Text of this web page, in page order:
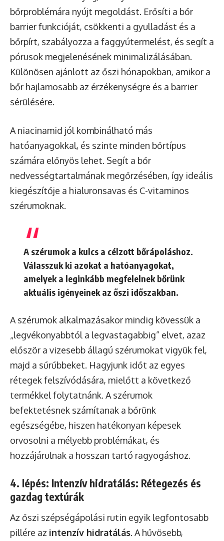
bőrproblémára nyújt megoldást. Erősíti a bőr
barrier funkcióját, csökkenti a gyulladást és a
bőrpírt, szabályozza a faggyútermelést, és segít a
pórusok megjelenésének minimalizálásában.
Különösen ajánlott az őszi hónapokban, amikor a
bőr hajlamosabb az érzékenységre és a barrier
sérülésére.
A niacinamid jól kombinálható más
hatóanyagokkal, és szinte minden bőrtípus
számára előnyös lehet. Segít a bőr
nedvességtartalmának megőrzésében, így ideális
kiegészítője a hialuronsavas és C-vitaminos
szérumoknak.
A szérumok a kulcs a célzott bőrápoláshoz.
Válasszuk ki azokat a hatóanyagokat,
amelyek a leginkább megfelelnek bőrünk
aktuális igényeinek az őszi időszakban.
A szérumok alkalmazásakor mindig kövessük a
„legvékonyabbtól a legvastagabbig” elvet, azaz
először a vizesebb állagú szérumokat vigyük fel,
majd a sűrűbbeket. Hagyjunk időt az egyes
rétegek felszívódására, mielőtt a következő
termékkel folytatnánk. A szérumok
befektetésnek számítanak a bőrünk
egészségébe, hiszen hatékonyan képesek
orvosolni a mélyebb problémákat, és
hozzájárulnak a hosszan tartó ragyogáshoz.
4. lépés: Intenzív hidratálás: Rétegezés és
gazdag textúrák
Az őszi szépségápolási rutin egyik legfontosabb
pillére az intenzív hidratálás. A hűvösebb,